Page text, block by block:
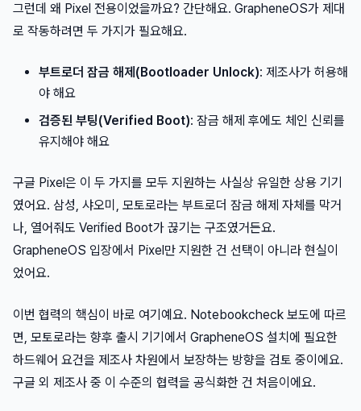
그런데 왜 Pixel 전용이었을까요? 간단해요. GrapheneOS가 제대
로 작동하려면 두 가지가 필요해요.
부트로더 잠금 해제(Bootloader Unlock): 제조사가 허용해
야 해요
검증된 부팅(Verified Boot): 잠금 해제 후에도 체인 신뢰를
유지해야 해요
구글 Pixel은 이 두 가지를 모두 지원하는 사실상 유일한 상용 기기
였어요. 삼성, 샤오미, 모토로라는 부트로더 잠금 해제 자체를 막거
나, 열어줘도 Verified Boot가 끊기는 구조였거든요.
GrapheneOS 입장에서 Pixel만 지원한 건 선택이 아니라 현실이
었어요.
이번 협력의 핵심이 바로 여기예요. Notebookcheck 보도에 따르
면, 모토로라는 향후 출시 기기에서 GrapheneOS 설치에 필요한
하드웨어 요건을 제조사 차원에서 보장하는 방향을 검토 중이에요.
구글 외 제조사 중 이 수준의 협력을 공식화한 건 처음이에요.